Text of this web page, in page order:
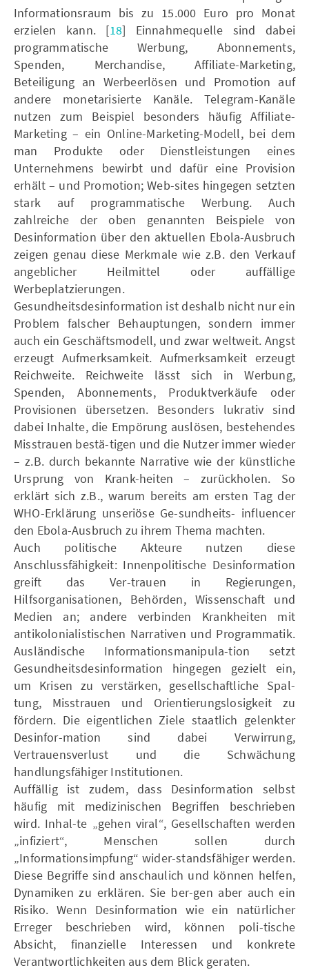
Informationsraum bis zu 15.000 Euro pro Monat
erzielen kann. [18] Einnahmequelle sind dabei
programmatische Werbung, Abonnements,
Spenden, Merchandise, Affiliate-Marketing,
Beteiligung an Werbeerlösen und Promotion auf
andere monetarisierte Kanäle. Telegram-Kanäle
nutzen zum Beispiel besonders häufig Affiliate-
Marketing – ein Online-Marketing-Modell, bei dem
man Produkte oder Dienstleistungen eines
Unternehmens bewirbt und dafür eine Provision
erhält – und Promotion; Web-sites hingegen setzten
stark auf programmatische Werbung. Auch
zahlreiche der oben genannten Beispiele von
Desinformation über den aktuellen Ebola-Ausbruch
zeigen genau diese Merkmale wie z.B. den Verkauf
angeblicher Heilmittel oder auffällige
Werbeplatzierungen.
Gesundheitsdesinformation ist deshalb nicht nur ein
Problem falscher Behauptungen, sondern immer
auch ein Geschäftsmodell, und zwar weltweit. Angst
erzeugt Aufmerksamkeit. Aufmerksamkeit erzeugt
Reichweite. Reichweite lässt sich in Werbung,
Spenden, Abonnements, Produktverkäufe oder
Provisionen übersetzen. Besonders lukrativ sind
dabei Inhalte, die Empörung auslösen, bestehendes
Misstrauen bestä-tigen und die Nutzer immer wieder
– z.B. durch bekannte Narrative wie der künstliche
Ursprung von Krank-heiten – zurückholen. So
erklärt sich z.B., warum bereits am ersten Tag der
WHO-Erklärung unseriöse Ge-sundheits- influencer
den Ebola-Ausbruch zu ihrem Thema machten.
Auch politische Akteure nutzen diese
Anschlussfähigkeit: Innenpolitische Desinformation
greift das Ver-trauen in Regierungen,
Hilfsorganisationen, Behörden, Wissenschaft und
Medien an; andere verbinden Krankheiten mit
antikolonialistischen Narrativen und Programmatik.
Ausländische Informationsmanipula-tion setzt
Gesundheitsdesinformation hingegen gezielt ein,
um Krisen zu verstärken, gesellschaftliche Spal-
tung, Misstrauen und Orientierungslosigkeit zu
fördern. Die eigentlichen Ziele staatlich gelenkter
Desinfor-mation sind dabei Verwirrung,
Vertrauensverlust und die Schwächung
handlungsfähiger Institutionen.
Auffällig ist zudem, dass Desinformation selbst
häufig mit medizinischen Begriffen beschrieben
wird. Inhal-te „gehen viral“, Gesellschaften werden
„infiziert“, Menschen sollen durch
„Informationsimpfung“ wider-standsfähiger werden.
Diese Begriffe sind anschaulich und können helfen,
Dynamiken zu erklären. Sie ber-gen aber auch ein
Risiko. Wenn Desinformation wie ein natürlicher
Erreger beschrieben wird, können poli-tische
Absicht, finanzielle Interessen und konkrete
Verantwortlichkeiten aus dem Blick geraten.